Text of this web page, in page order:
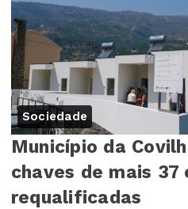
Sociedade
Município da
chaves de mais 37
requalificadas